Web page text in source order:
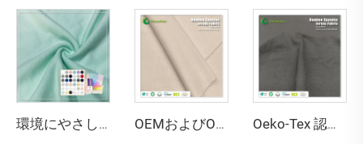
環境にやさしい67%バンブー、28%ヘンプ、5%スパンデックス製の通気性・抗菌・吸湿性に優れたフリース生地（ランジェリー・アクティブウェア用） OEMおよびODM対応 環境にやさしい100%竹繊維ジャージ生地 抗菌 吸湿性 通気性 備えた衣料品向け素材 Oeko-Tex 認定 69% バンブー 31% ソロナ ジャージ生地 - 女性用・キッズ服向け抗菌軽量生地